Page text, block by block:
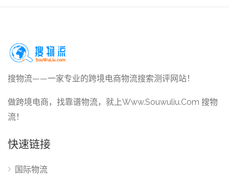
搜物流——一家专业的跨境电商物流搜索测评网站！
做跨境电商，找靠谱物流，就上Www.Souwuliu.Com 搜物
流！
快速链接
国际物流